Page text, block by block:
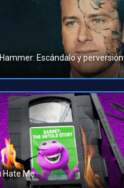
Escándalo y perversión
Hate Me